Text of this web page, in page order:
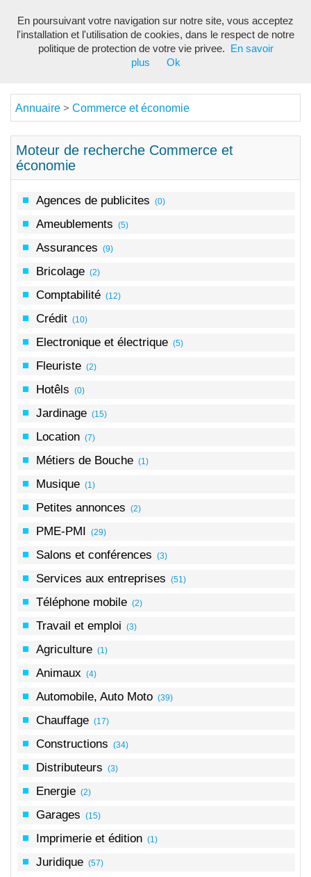
Annuaire > Commerce et économie
Moteur de recherche Commerce et
économie
Agences de publicites (0)
Ameublements (5)
Assurances (9)
Bricolage (2)
Comptabilité (12)
Crédit (10)
Electronique et électrique (5)
Fleuriste (2)
Hotêls (0)
Jardinage (15)
Location (7)
Métiers de Bouche (1)
Musique (1)
Petites annonces (2)
PME-PMI (29)
Salons et conférences (3)
Services aux entreprises (51)
Téléphone mobile (2)
Travail et emploi (3)
Agriculture (1)
Animaux (4)
Automobile, Auto Moto (39)
Chauffage (17)
Constructions (34)
Distributeurs (3)
Energie (2)
Garages (15)
Imprimerie et édition (1)
Juridique (57)
En poursuivant votre navigation sur notre site, vous acceptez
l'installation et l'utilisation de cookies, dans le respect de notre
politique de protection de votre vie privee.
En savoir
plus
Ok